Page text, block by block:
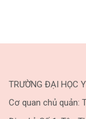
TRƯỜNG ĐẠI HỌC
Cơ quan chủ quản: